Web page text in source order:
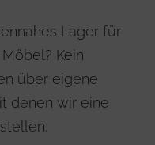
Lager für
Kein
über eigene
denen wir eine